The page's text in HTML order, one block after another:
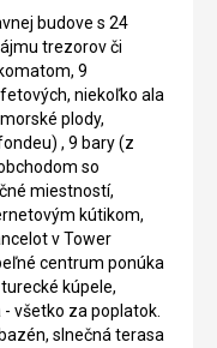
budove s 24
trezorov či
9
niekoľko ala
plody,
, 9 bary (z
so
miestností,
kútikom,
v Tower
centrum ponúka
kúpele,
všetko za poplatok.
slnečná terasa